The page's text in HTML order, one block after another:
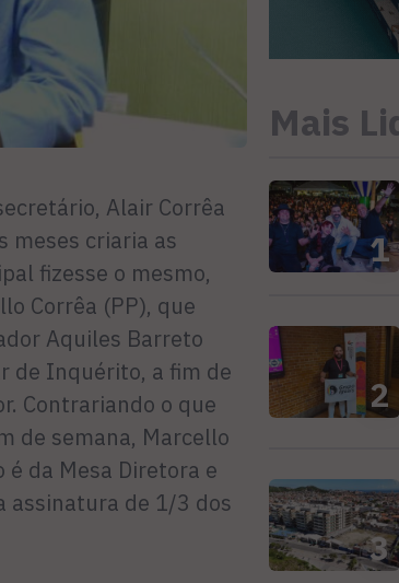
Alair Corrêa
meses criaria as
fizesse o mesmo,
Corrêa (PP), que
Aquiles Barreto
de Inquérito, a fim de
Contrariando o que
de semana, Marcello
da Mesa Diretora e
assinatura de 1/3 dos
Mais
1
2
3